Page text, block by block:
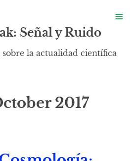
Señal y Ruido
la actualidad científica
2017
≡